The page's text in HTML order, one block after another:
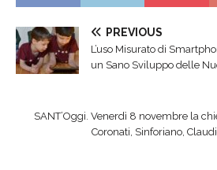
PREVIOUS
L’uso Misurato di
un Sano Sviluppo delle
SANT’Oggi. Venerdì 8 novembre la
Coronati, Sinforiano,